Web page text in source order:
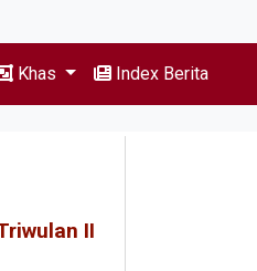
Khas Index Berita
II